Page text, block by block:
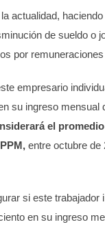
actualidad,
de sueldo o
por
empresario
su ingreso mensual
el
entre octubre de
si este trabajador
en su ingreso